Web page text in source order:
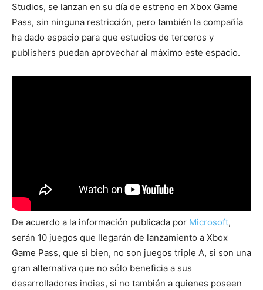
Studios, se lanzan en su día de estreno en Xbox Game
Pass, sin ninguna restricción, pero también la compañía
ha dado espacio para que estudios de terceros y
publishers puedan aprovechar al máximo este espacio.
De acuerdo a la información publicada por Microsoft,
serán 10 juegos que llegarán de lanzamiento a Xbox
Game Pass, que si bien, no son juegos triple A, si son una
gran alternativa que no sólo beneficia a sus
desarrolladores indies, si no también a quienes poseen